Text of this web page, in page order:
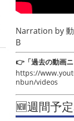
Narration by
B
👉「過去の動画ニ
https://
nbun/videos
🆕週間予